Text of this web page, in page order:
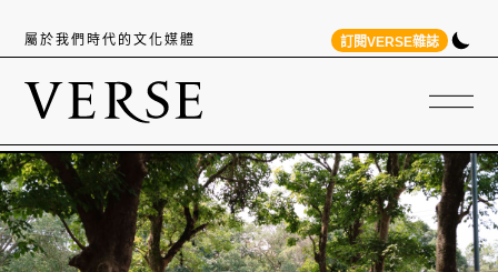
屬於我們時代的文化媒體 訂閱VERSE雜誌